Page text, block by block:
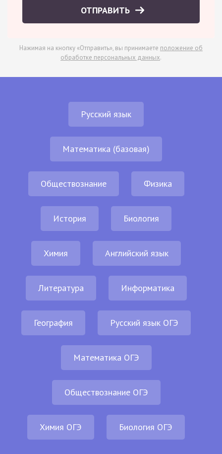
ОТПРАВИТЬ
Нажимая на кнопку «Отправить», вы принимаете положение об
обработке персональных данных.
Русский язык
Математика (базовая)
Обществознание Физика
История Биология
Химия Английский язык
Литература Информатика
География Русский язык ОГЭ
Математика ОГЭ
Обществознание ОГЭ
Химия ОГЭ Биология ОГЭ